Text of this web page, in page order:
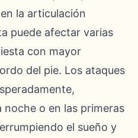
la articulación
puede afectar varias
con mayor
del pie. Los ataques
o en las primeras
el sueño y